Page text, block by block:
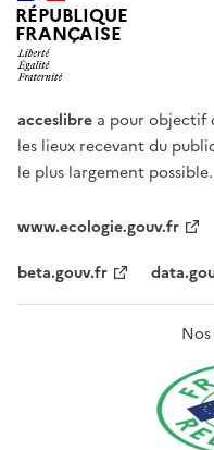
RÉPUBLIQUE
FRANÇAISE
acceslibre a pour objectif
les lieux recevant du
le plus largement possible.
www.ecologie.gouv.fr
beta.gouv.fr